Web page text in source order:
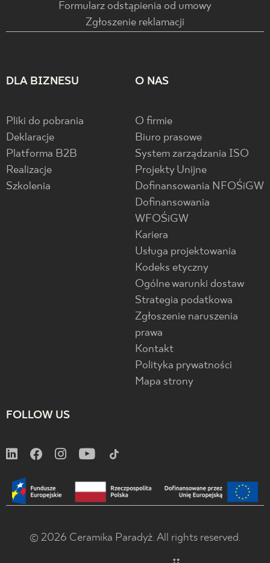
Formularz odstąpienia od umowy
Zgłoszenie reklamacji
DLA BIZNESU
Pliki do pobrania
Deklaracje
Platforma B2B
Realizacje
Szkolenia
O NAS
O firmie
Biuro prasowe
System zarządzania ISO
Projekty Unijne
Dofinansowania NFOŚiGW
Dofinansowania
WFOŚiGW
Kariera
Usługa projektowania
Kodeks etyczny
Ogólne warunki dostaw
Strategia podatkowa
Zgłoszenie naruszenia
prawa
Kontakt
Polityka prywatności
Mapa strony
FOLLOW US
© 2026 Ceramika Paradyż. All rights reserved.